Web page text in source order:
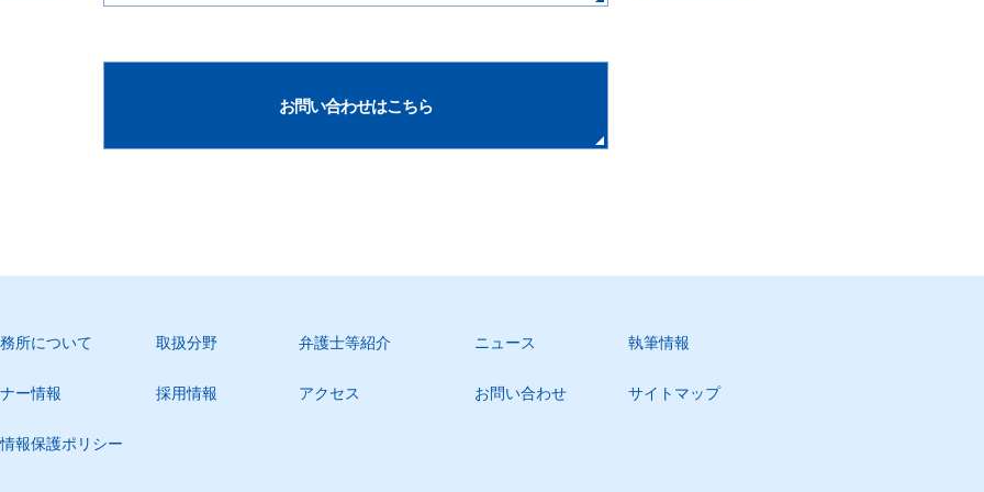
お問い合わせはこちら
所について 取扱分野 弁護士等紹介 ニュース 執筆情報
ー情報 採用情報 アクセス お問い合わせ サイトマップ
報保護ポリシー